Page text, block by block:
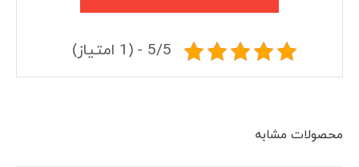
5/5 - (1 امتیاز)
محصولات مشابه